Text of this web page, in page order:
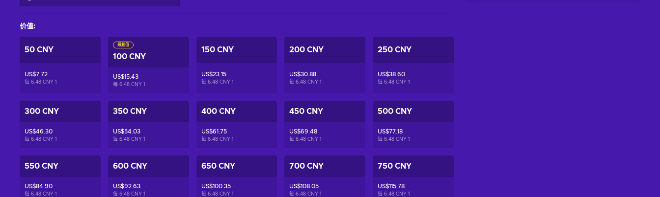
价值:
50 CNY
US$7.72
每 6.48 CNY 1
最超值
100 CNY
US$15.43
每 6.48 CNY 1
150 CNY
US$23.15
每 6.48 CNY 1
200 CNY
US$30.88
每 6.48 CNY1
250 CNY
US$38.60
每 6.48 CNY1
300 CNY
US$46.30
每 6.48 CNY 1
350 CNY
US$54.03
每 6.48 CNY 1
400 CNY
US$61.75
每 6.48 CNY 1
450 CNY
US$69.48
每 6.48 CNY1
500 CNY
US$77.18
每 6.48 CNY1
550 CNY
US$84.90
每 6.48 CNY 1
600 CNY
US$92.63
每 6.48 CNY 1
650 CNY
US$100.35
每 6.48 CNY 1
700 CNY
US$108.05
每 6.48 CNY1
750 CNY
US$115.78
每 6.48 CNY1